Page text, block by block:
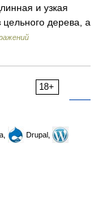
и узкая
дерева, а
18+
Drupal,